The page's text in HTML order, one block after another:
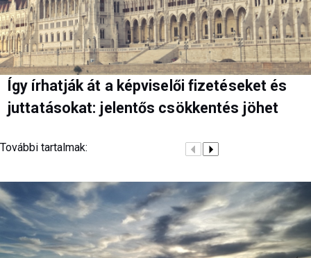
Így írhatják át a képviselői fizetéseket és
juttatásokat: jelentős csökkentés jöhet
További tartalmak: